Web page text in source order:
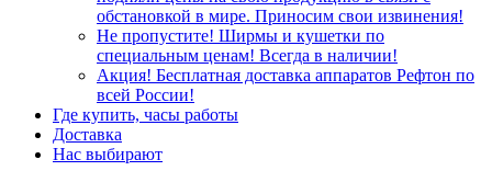
обстановкой в мире. Приносим свои извинения!
Не пропустите! Ширмы и кушетки по
специальным ценам! Всегда в наличии!
Акция! Бесплатная доставка аппаратов Рефтон по
всей России!
Где купить, часы работы
Доставка
Нас выбирают